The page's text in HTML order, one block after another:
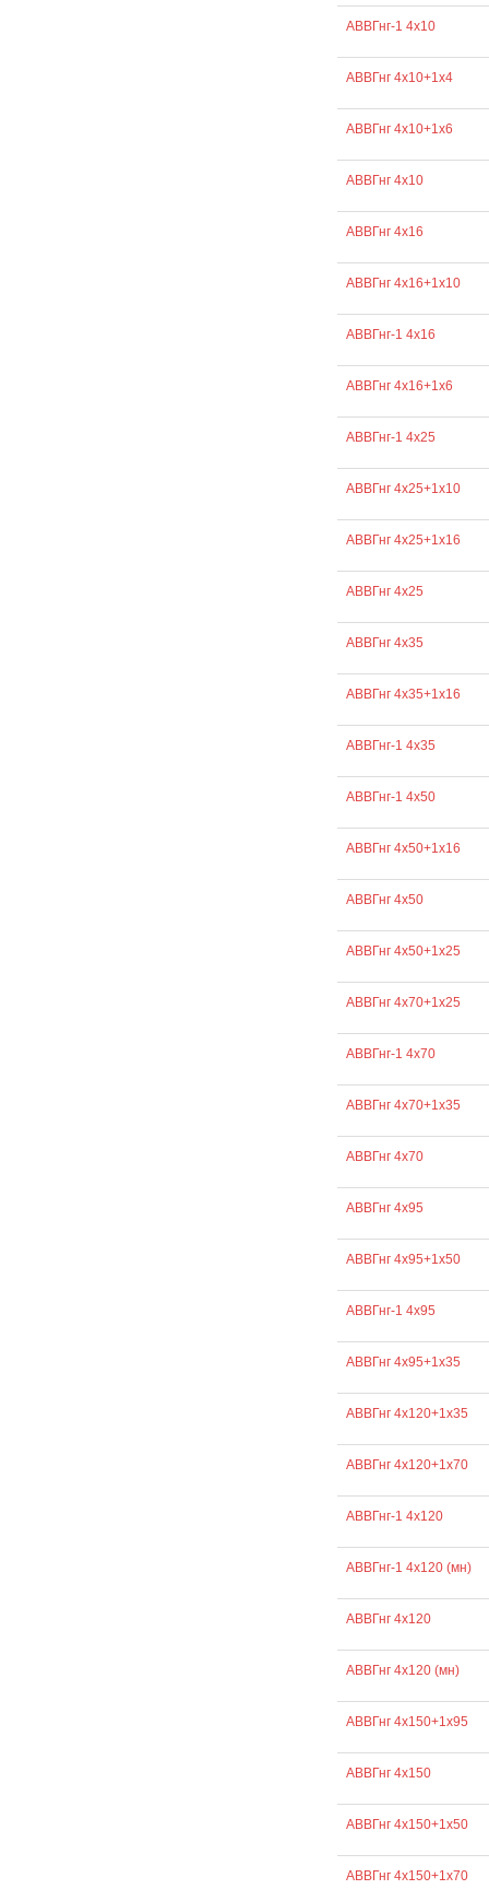
АВВГнг-1 4х10
АВВГнг 4х10+1х4
АВВГнг 4х10+1х6
АВВГнг 4х10
АВВГнг 4х16
АВВГнг 4х16+1х10
АВВГнг-1 4х16
АВВГнг 4х16+1х6
АВВГнг-1 4х25
АВВГнг 4х25+1х10
АВВГнг 4х25+1х16
АВВГнг 4х25
АВВГнг 4х35
АВВГнг 4х35+1х16
АВВГнг-1 4х35
АВВГнг-1 4х50
АВВГнг 4х50+1х16
АВВГнг 4х50
АВВГнг 4х50+1х25
АВВГнг 4х70+1х25
АВВГнг-1 4х70
АВВГнг 4х70+1х35
АВВГнг 4х70
АВВГнг 4х95
АВВГнг 4х95+1х50
АВВГнг-1 4х95
АВВГнг 4х95+1х35
АВВГнг 4х120+1х35
АВВГнг 4х120+1х70
АВВГнг-1 4х120
АВВГнг-1 4х120 (мн)
АВВГнг 4х120
АВВГнг 4х120 (мн)
АВВГнг 4х150+1х95
АВВГнг 4х150
АВВГнг 4х150+1х50
АВВГнг 4х150+1х70